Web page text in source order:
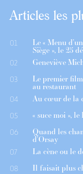
Articles les
01 Le « Menu
Siège », le 25
02 Geneviève
03 Le premier
au restaurant
04 Au cœur de la
05 « suce moi »,
06 Quand les
d’Orsay
07 La cène ou le
08 Il faisait plus